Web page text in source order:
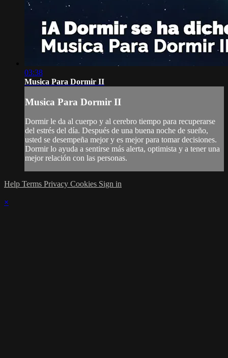
03:38
Musica Para Dormir II
Musica Para Dormir II
Dormir le da al cuerpo y al cerebro tiempo para recuperarse
del estrés del día. Después de una buena noche de sueño,
usted se desempeña mejor y es mejor para tomar decisiones.
Dormir lo ayuda a sentirse más alerta, optimista y a tener una
mejor relación con las personas.
Help Terms Privacy Cookies Sign in
×